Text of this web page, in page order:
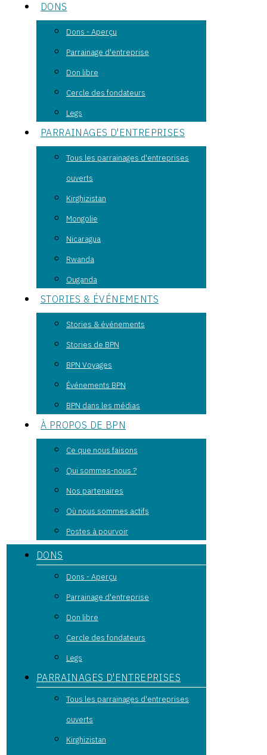
DONS
Dons - Aperçu
Parrainage d'entreprise
Don libre
Cercle des fondateurs
Legs
PARRAINAGES D'ENTREPRISES
Tous les parrainages d'entreprises
ouverts
Kirghizistan
Mongolie
Nicaragua
Rwanda
Ouganda
STORIES & ÉVÉNEMENTS
Stories & événements
Stories de BPN
BPN Voyages
Événements BPN
BPN dans les médias
À PROPOS DE BPN
Ce que nous faisons
Qui sommes-nous ?
Nos partenaires
Où nous sommes actifs
Postes à pourvoir
DONS
Dons - Aperçu
Parrainage d'entreprise
Don libre
Cercle des fondateurs
Legs
PARRAINAGES D'ENTREPRISES
Tous les parrainages d'entreprises
ouverts
Kirghizistan